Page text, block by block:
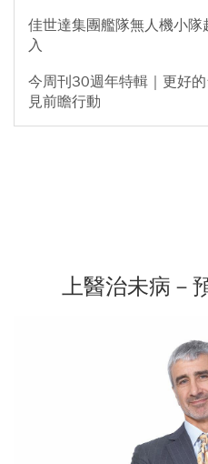
佳世達集團艦隊無人機小
入
今周刊30週年特輯｜更好
見前瞻行動
上醫治未病－